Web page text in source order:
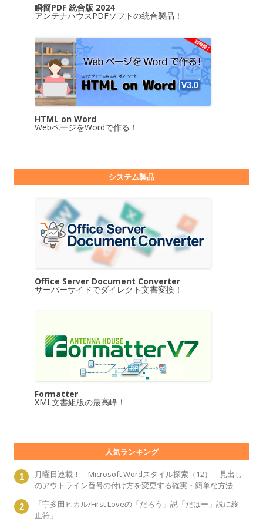
瞬簡PDF 統合版 2024
アンテナハウスPDFソフトの統合製品！
HTML on Word
WebページをWordで作る！
システム製品
Office Server Document Converter
サーバーサイドでダイレクト文書変換！
Formatter
XML文書組版の最高峰！
人気ランキング
月曜日連載！ Microsoft Wordスタイル探索（12）―見出し
のアウトライン番号の付け方を変更する確実・簡単な方法
「宇多田ヒカル/First Loveの「だろう」説「だはー」説に終
止符」